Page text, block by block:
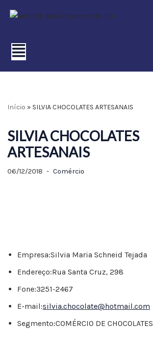
conteúdo
Início » SILVIA CHOCOLATES ARTESANAIS
SILVIA CHOCOLATES
ARTESANAIS
06/12/2018 Comércio
Empresa:Silvia Maria Schneid Tejada
Endereço:Rua Santa Cruz, 298
Fone:3251-2467
E-mail:silvia.chocolate@hotmail.com
Segmento:COMÉRCIO DE CHOCOLATES